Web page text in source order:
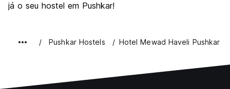
já o seu hostel em Pushkar!
Pushkar Hostels Hotel Mewad Haveli Pushkar